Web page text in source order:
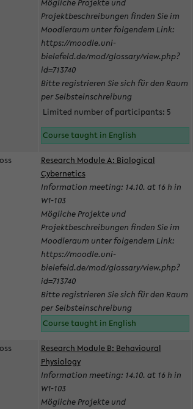
Mögliche Projekte und
Projektbeschreibungen finden Sie im
Moodleraum unter folgendem Link:
https://moodle.uni-
bielefeld.de/mod/glossary/view.php?
id=713740
Bitte registrieren Sie sich für den Raum
per Selbsteinschreibung
Limited number of participants: 5
Course taught in English
Research Module A: Biological
Cybernetics
Information meeting: 14.10. at 16 h in
W1-103
Mögliche Projekte und
Projektbeschreibungen finden Sie im
Moodleraum unter folgendem Link:
https://moodle.uni-
bielefeld.de/mod/glossary/view.php?
id=713740
Bitte registrieren Sie sich für den Raum
per Selbsteinschreibung
Course taught in English
Research Module B: Behavioural
Physiology
Information meeting: 14.10. at 16 h in
W1-103
Mögliche Projekte und